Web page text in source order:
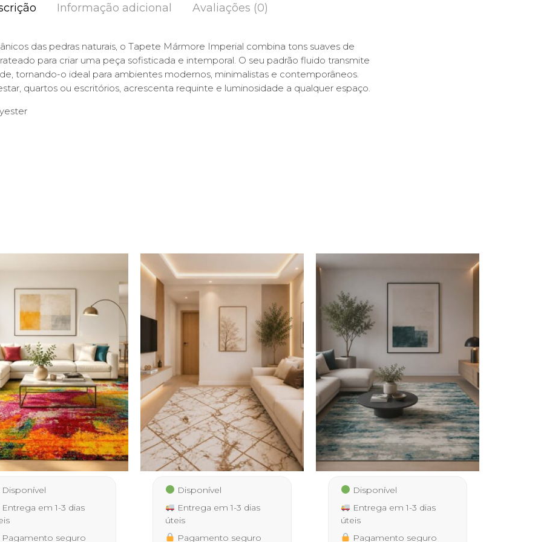
Informação adicional Avaliações (0)
das pedras naturais, o Tapete Mármore Imperial combina tons suaves de
para criar uma peça sofisticada e intemporal. O seu padrão fluido transmite
tornando-o ideal para ambientes modernos, minimalistas e contemporâneos.
quartos ou escritórios, acrescenta requinte e luminosidade a qualquer espaço.
Disponível
Entrega em 1-3 dias
Pagamento seguro
Disponível
Entrega em 1-3 dias
úteis
Pagamento seguro
Disponível
Entrega em 1-3 dias
úteis
Pagamento seguro